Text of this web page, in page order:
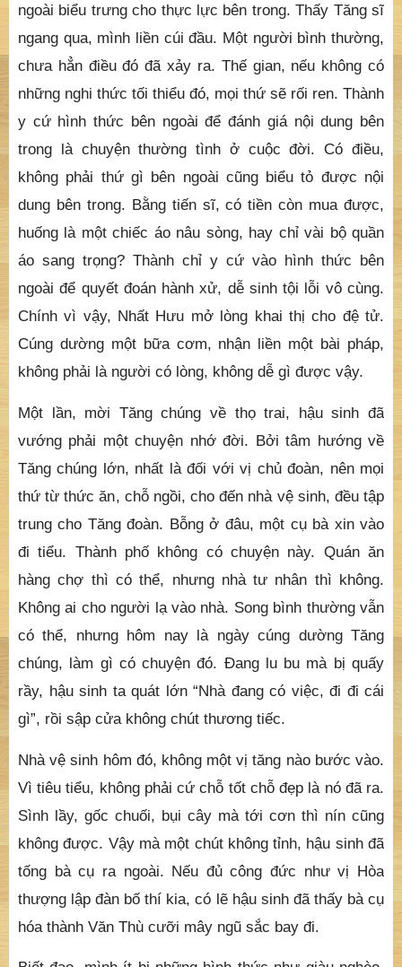
ngoài biểu trưng cho thực lực bên trong. Thấy Tăng sĩ
ngang qua, mình liền cúi đầu. Một người bình thường,
chưa hẳn điều đó đã xảy ra. Thế gian, nếu không có
những nghi thức tối thiểu đó, mọi thứ sẽ rối ren. Thành
y cứ hình thức bên ngoài để đánh giá nội dung bên
trong là chuyện thường tình ở cuộc đời. Có điều,
không phải thứ gì bên ngoài cũng biểu tỏ được nội
dung bên trong. Bằng tiến sĩ, có tiền còn mua được,
huống là một chiếc áo nâu sòng, hay chỉ vài bộ quần
áo sang trọng? Thành chỉ y cứ vào hình thức bên
ngoài để quyết đoán hành xử, dễ sinh tội lỗi vô cùng.
Chính vì vậy, Nhất Hưu mở lòng khai thị cho đệ tử.
Cúng dường một bữa cơm, nhận liền một bài pháp,
không phải là người có lòng, không dễ gì được vậy.
Một lần, mời Tăng chúng về thọ trai, hậu sinh đã
vướng phải một chuyện nhớ đời. Bởi tâm hướng về
Tăng chúng lớn, nhất là đối với vị chủ đoàn, nên mọi
thứ từ thức ăn, chỗ ngồi, cho đến nhà vệ sinh, đều tập
trung cho Tăng đoàn. Bỗng ở đâu, một cụ bà xin vào
đi tiểu. Thành phố không có chuyện này. Quán ăn
hàng chợ thì có thể, nhưng nhà tư nhân thì không.
Không ai cho người lạ vào nhà. Song bình thường vẫn
có thể, nhưng hôm nay là ngày cúng dường Tăng
chúng, làm gì có chuyện đó. Đang lu bu mà bị quấy
rầy, hậu sinh ta quát lớn “Nhà đang có việc, đi đi cái
gì”, rồi sập cửa không chút thương tiếc.
Nhà vệ sinh hôm đó, không một vị tăng nào bước vào.
Vì tiêu tiểu, không phải cứ chỗ tốt chỗ đẹp là nó đã ra.
Sình lầy, gốc chuối, bụi cây mà tới cơn thì nín cũng
không được. Vậy mà một chút không tỉnh, hậu sinh đã
tống bà cụ ra ngoài. Nếu đủ công đức như vị Hòa
thượng lập đàn bố thí kia, có lẽ hậu sinh đã thấy bà cụ
hóa thành Văn Thù cưỡi mây ngũ sắc bay đi.